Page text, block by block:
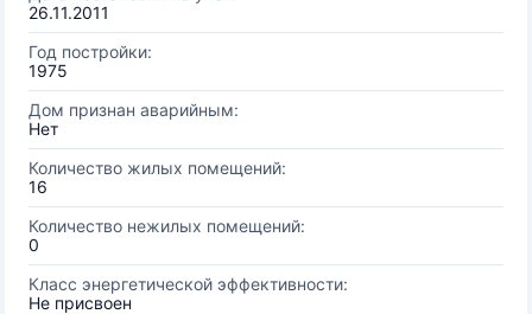
26.11.2011
Год постройки:
1975
Дом признан аварийным:
Нет
Количество жилых помещений:
16
Количество нежилых помещений:
0
Класс энергетической эффективности:
Не присвоен